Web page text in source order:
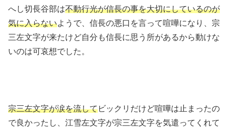
へし切長谷部は不動行光が信長の事を大切にしているのが
気に入らないようで、信長の悪口を言って喧嘩になり、宗
三左文字が来たけど自分も信長に思う所があるから動けな
いのは可哀想でした。
宗三左文字が涙を流してビックリだけど喧嘩は止まったの
で良かったし、江雪左文字が宗三左文字を気遣ってくれて